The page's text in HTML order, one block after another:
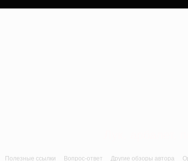
Полезные ссылки Вопрос-ответ Другие обзоры автора